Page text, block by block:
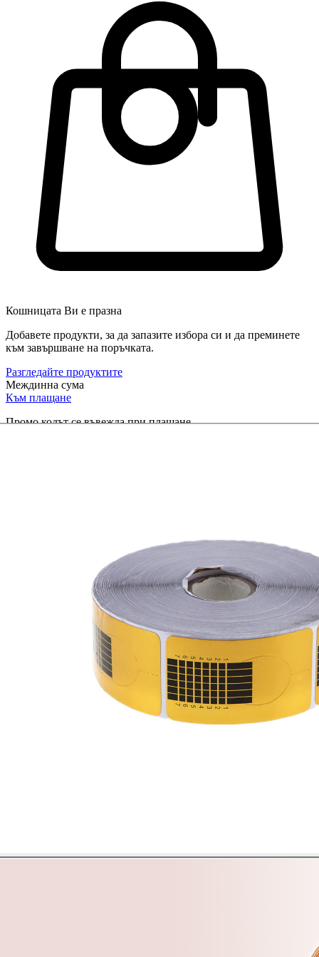
Кошницата Ви е празна
Добавете продукти, за да запазите избора си и да преминете
към завършване на поръчката.
Разгледайте продуктите
Междинна сума
Към плащане
Промо кодът се въвежда при плащане.